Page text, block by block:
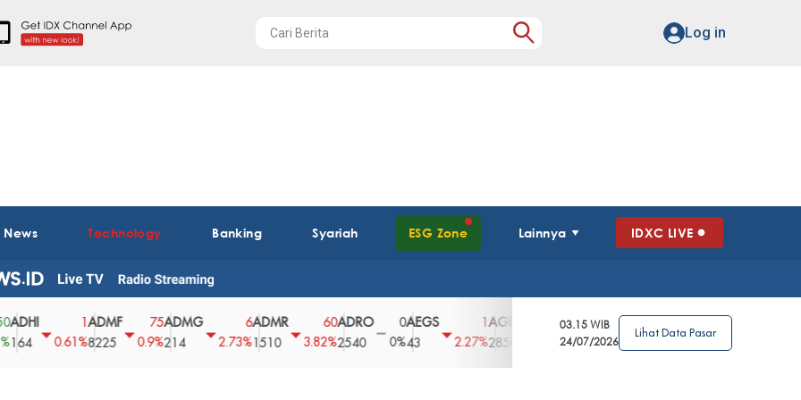
Log in
Technology Banking Syariah ESG Zone Lainnya IDXC LIVE
0.61%
ADMF
8225
75
0.9%
ADMG
214
2.73%
ADMR
1510
3.82%
ADRO
2540
0
0%
AEGS
2.27%2850
3.39%
AGRO
4
2.63%
AGRS
0%
03.15 WIB
24/07/2026
Lihat Data Pasar